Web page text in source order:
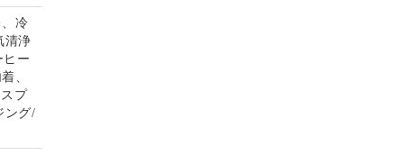
冷
清浄
ヒー
、
プ
ング/